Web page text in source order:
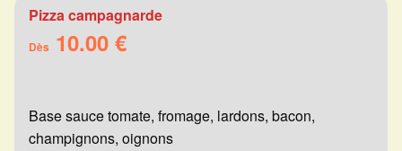
Pizza campagnarde
Dès 10.00 €
Base sauce tomate, fromage, lardons, bacon,
champignons, oignons